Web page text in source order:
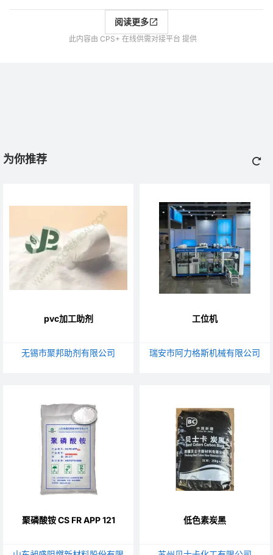
阅读更多
此内容由 CPS+ 在线供需对接平台 提供
为你推荐
pvc加工助剂
无锡市聚邦助剂有限公司
工位机
瑞安市阿力格斯机械有限公司
聚磷酸铵 CS FR APP 121 低色素炭黑